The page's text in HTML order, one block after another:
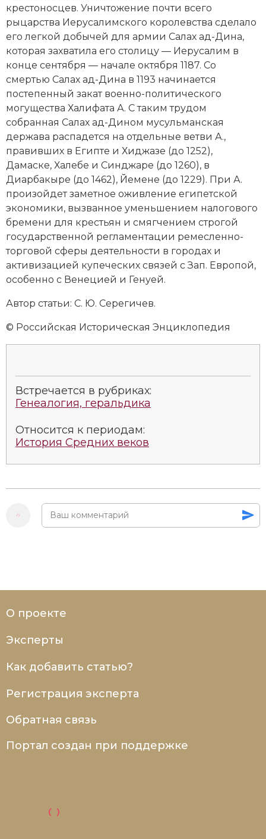
крестоносцев. Уничтожение почти всего
рыцарства Иерусалимского королевства сделало
его легкой добычей для армии Салах ад-Дина,
которая захватила его столицу — Иерусалим в
конце сентября — начале октября 1187. Со
смертью Салах ад-Дина в 1193 начинается
постепенный закат военно-политического
могущества Халифата А. С таким трудом
собранная Салах ад-Дином мусульманская
держава распадется на отдельные ветви А.,
правивших в Египте и Хиджазе (до 1252),
Дамаске, Халебе и Синджаре (до 1260), в
Диарбакыре (до 1462), Йемене (до 1229). При А.
произойдет заметное оживление египетской
экономики, вызванное уменьшением налогового
бремени для крестьян и смягчением строгой
государственной регламентации ремесленно-
торговой сферы деятельности в городах и
активизацией купеческих связей с Зап. Европой,
особенно с Венецией и Генуей.
Автор статьи: С. Ю. Серегичев.
© Российская Историческая Энциклопедия
Встречается в рубриках:
Генеалогия, геральдика
Относится к периодам:
История Средних веков
О проекте
Эксперты
Как добавить статью?
Регистрация эксперта
Обратная связь
Портал создан при поддержке